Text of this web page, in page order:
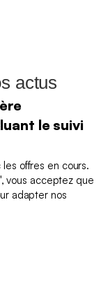
actus
le suivi
offres en cours.
vous acceptez que
adapter nos